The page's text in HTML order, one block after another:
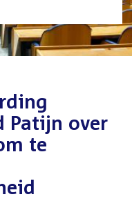
Patijn over
te